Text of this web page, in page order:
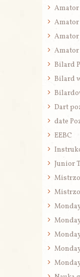
Amator
Amator
Bilard
Bilard
Dart
date
EEBC
Junior